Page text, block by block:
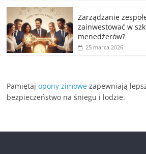
Zarządzanie
zainwestować w
menedżerów?
25 marca 2026
Pamiętajopony zimowe zapewniają
bezpieczeństwo na śniegu i lodzie.